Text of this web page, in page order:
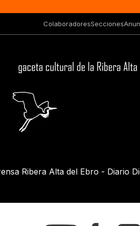
ColaboradoresSecciones
Ribera Alta del Ebro - Diario